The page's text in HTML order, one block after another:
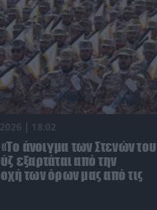
| 18:02
«Το άνοιγμα των Στενών του
εξαρτάται από την
των όρων μας από τις